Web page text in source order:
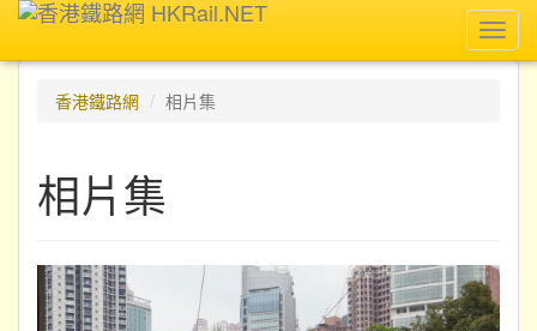
香港鐵路網
相片集
相片集